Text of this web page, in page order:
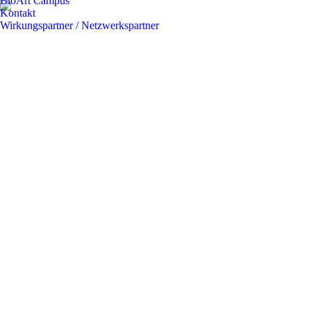
Kontakt
Wirkungspartner / Netzwerkspartner